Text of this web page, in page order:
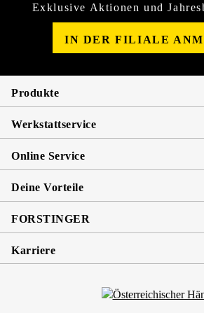
Exklusive Aktionen und
IN DER FILIALE
Produkte
Werkstattservice
Online Service
Deine Vorteile
FORSTINGER
Karriere